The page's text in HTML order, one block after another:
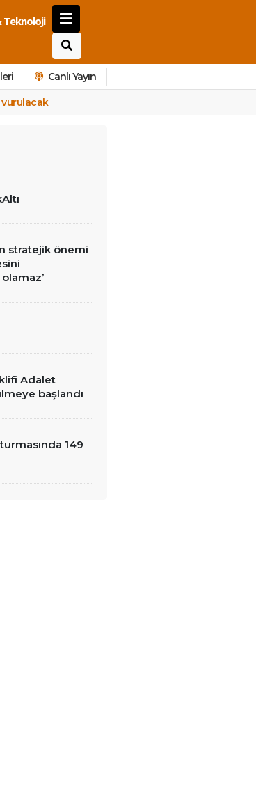
Teknoloji
Canlı Yayın
vurulacak
stratejik önemi
Adalet
başlandı
149